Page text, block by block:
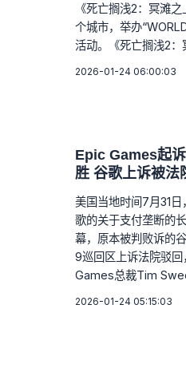
《死亡搁浅2：冥滩
个城市，举办
活动。《死亡搁浅2：
2026-01-24 06:00:03
Epic Games起
胜 谷歌上诉被法
美国当地时间7月31
歌的关于支付垄断的
幕，原本被判败诉的
9巡回区上诉法院驳
Games总裁Tim
2026-01-24 05:15:03